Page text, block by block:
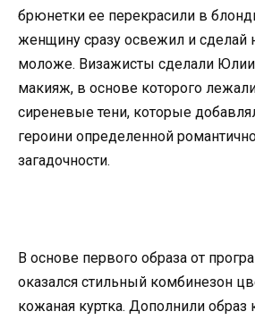
брюнетки ее перекрасили в
женщину сразу освежил и сделай
моложе. Визажисты сделали
макияж, в основе которого
сиреневые тени, которые
героини определенной
загадочности.
В основе первого образа от
оказался стильный комбинезон
кожаная куртка. Дополнили образ